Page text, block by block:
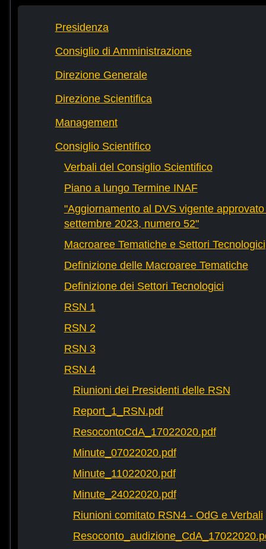
Presidenza
Consiglio di Amministrazione
Direzione Generale
Direzione Scientifica
Management
Consiglio Scientifico
Verbali del Consiglio Scientifico
Piano a lungo Termine INAF
"Aggiornamento al DVS vigente
settembre 2023, numero 52"
Macroaree Tematiche e Settori Tecnologici
Definizione delle Macroaree Tematiche
Definizione dei Settori Tecnologici
RSN 1
RSN 2
RSN 3
RSN 4
Riunioni dei Presidenti delle RSN
Report_1_RSN.pdf
ResocontoCdA_17022020.pdf
Minute_07022020.pdf
Minute_11022020.pdf
Minute_24022020.pdf
Riunioni comitato RSN4 - OdG e Verbali